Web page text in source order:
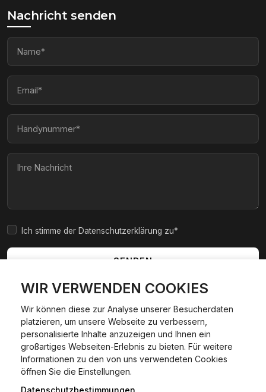
WIR VERWENDEN COOKIES
Wir können diese zur Analyse unserer Besucherdaten
platzieren, um unsere Webseite zu verbessern,
personalisierte Inhalte anzuzeigen und Ihnen ein
großartiges Webseiten-Erlebnis zu bieten. Für weitere
Informationen zu den von uns verwendeten Cookies
öffnen Sie die Einstellungen.
Datenschutzbestimmungen
Nachricht senden
Ich stimme der Datenschutzerklärung zu*
SENDEN
Widerrufsbelehrung Datenschutzerklärung
Cookie Policy
©2026 Kfzexpresszulassung L&D GmbH. Alle Rechte